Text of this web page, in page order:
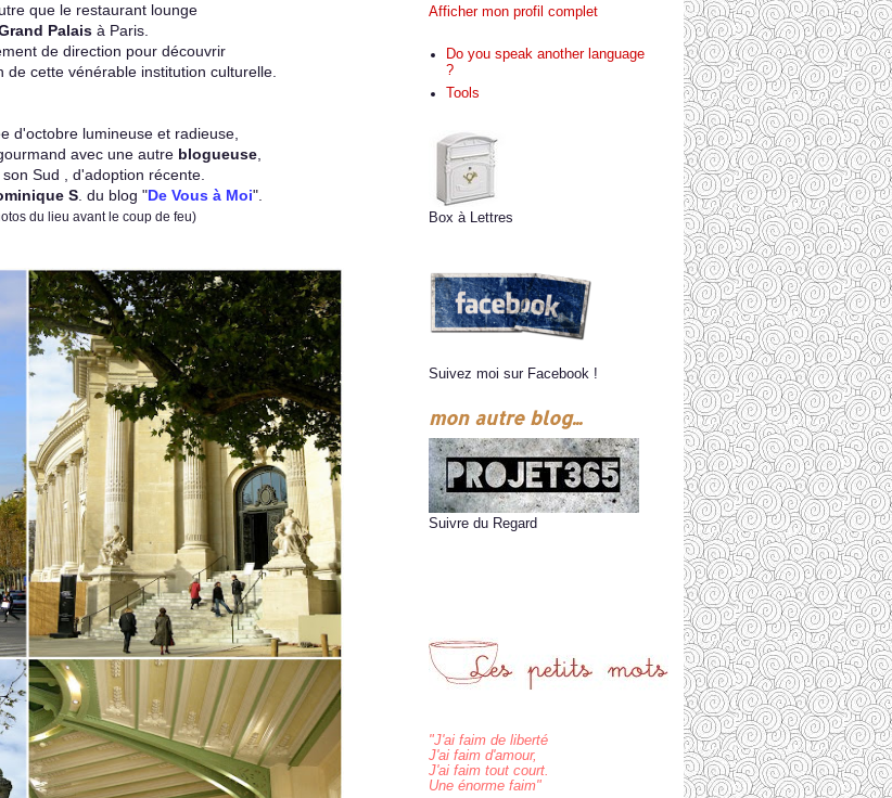
que le restaurant lounge
Palais à Paris.
de direction pour découvrir
cette vénérable institution culturelle.
d'octobre lumineuse et radieuse,
avec une autreblogueuse,
Sud , d'adoption récente.
S . du blog "De Vous à Moi".
du lieu avant le coup de feu)
Afficher mon profil complet
Do you speak another language
?
Tools
Box à Lettres
Suivez moi sur Facebook !
mon autre blog...
Suivre du Regard
"J'ai faim de liberté
J'ai faim d'amour,
J'ai faim tout court.
Une énorme faim"